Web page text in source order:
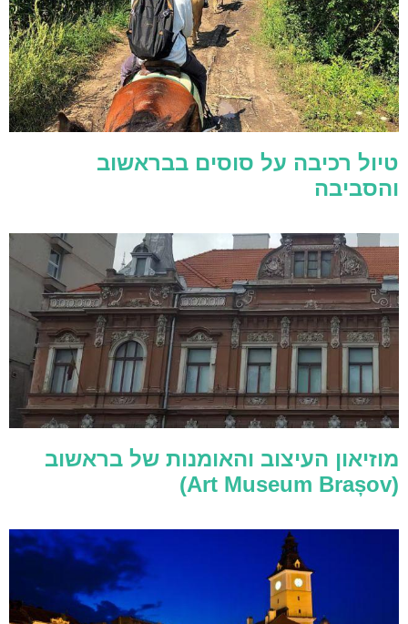
טיול רכיבה על סוסים בבראשוב
והסביבה
מוזיאון העיצוב והאומנות של בראשוב
(Art Museum Brașov)